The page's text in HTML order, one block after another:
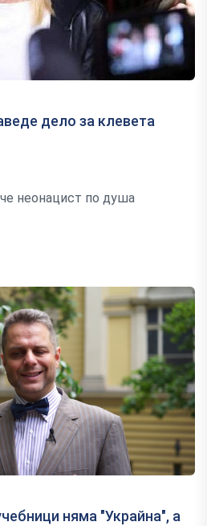
дело за клевета
неонацист по душа
няма "Украйна", а